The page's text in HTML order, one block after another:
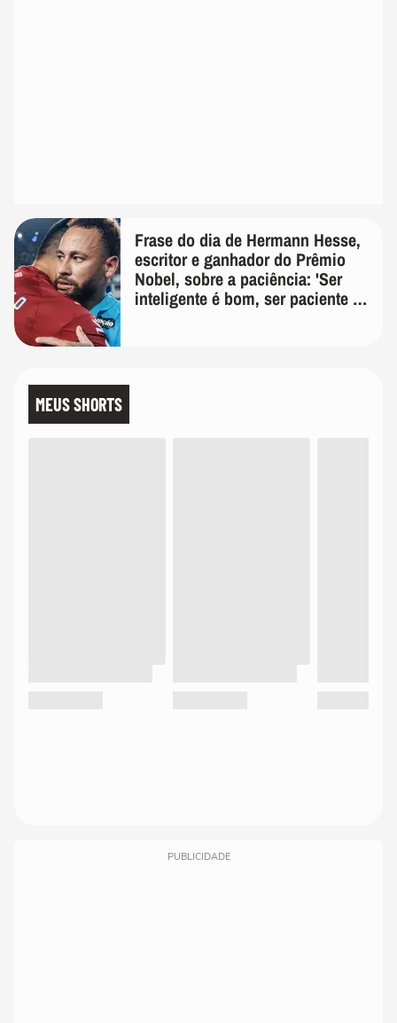
Frase do dia de Hermann Hesse,
escritor e ganhador do Prêmio
Nobel, sobre a paciência: 'Ser
inteligente é bom, ser paciente é
MEUS SHORTS
PUBLICIDADE